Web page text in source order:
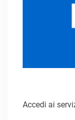
Accedi ai